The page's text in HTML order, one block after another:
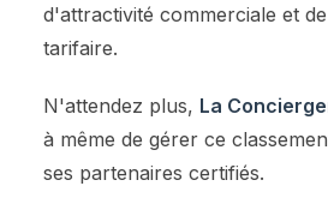
d'attractivité commerciale et
tarifaire.
N'attendez plus, La
à même de gérer ce
ses partenaires certifiés.